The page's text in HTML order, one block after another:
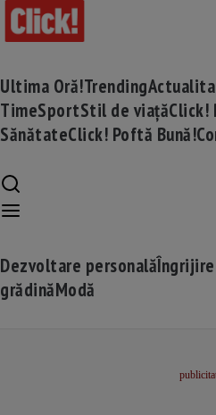
Ultima Oră!Trending
TimeSportStil de viațăClick!
SănătateClick! Poftă Bună!
Dezvoltare personală
grădinăModă